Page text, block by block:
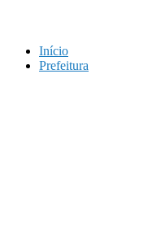
Início
Prefeitura